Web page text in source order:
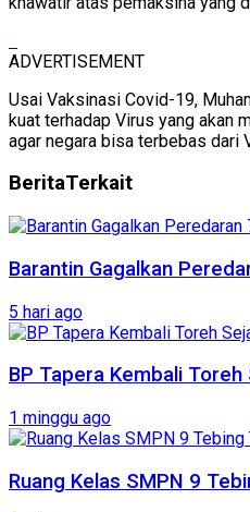
ADVERTISEMENT
Usai Vaksinasi Covid-19,
kuat terhadap Virus yang akan
agar negara bisa terbebas dari
BeritaTerkait
Barantin Gagalkan
5 hari ago
BP Tapera Kembali
1 minggu ago
Ruang Kelas SMPN 9